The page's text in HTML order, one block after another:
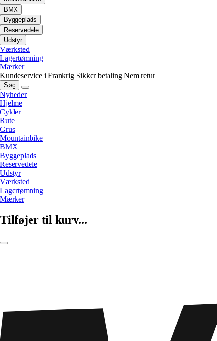
BMX
Byggeplads
Reservedele
Udstyr
Værksted
Lagertømning
Mærker
Kundeservice i Frankrig Sikker betaling Nem retur
Søg
Nyheder
Hjelme
Cykler
Rute
Grus
Mountainbike
BMX
Byggeplads
Reservedele
Udstyr
Værksted
Lagertømning
Mærker
Tilføjer til kurv...